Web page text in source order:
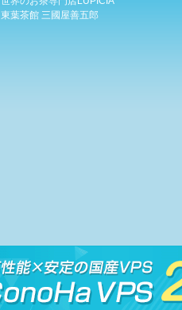
東葉茶館 三國屋善五郎